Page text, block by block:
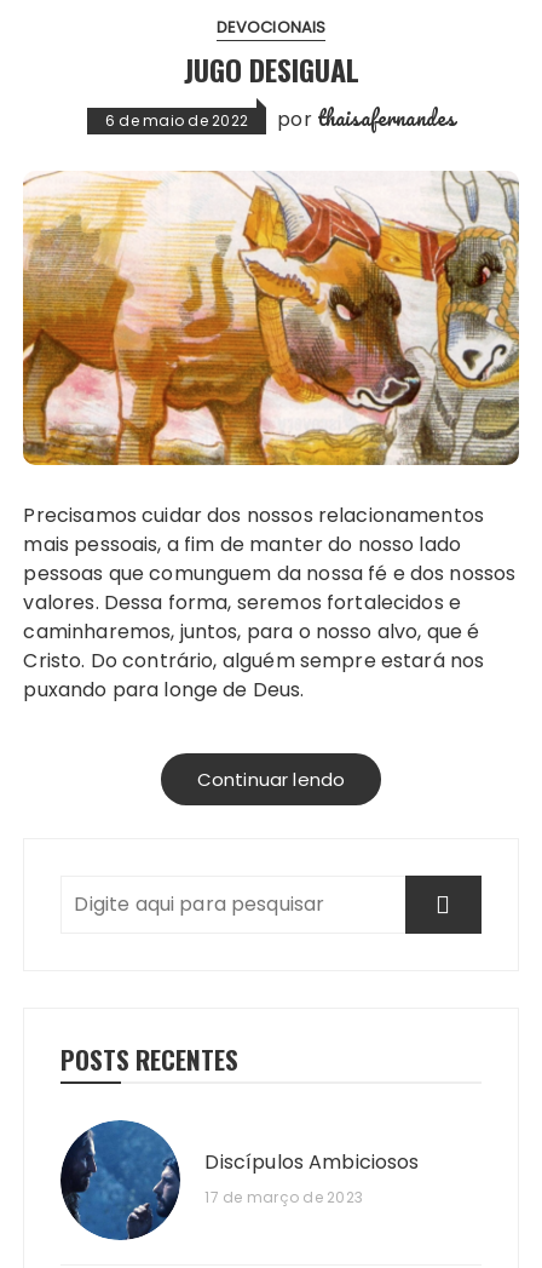
DEVOCIONAIS
JUGO DESIGUAL
6 de maio de 2022 por thaisafernandes
Precisamos cuidar dos nossos relacionamentos
mais pessoais, a fim de manter do nosso lado
pessoas que comunguem da nossa fé e dos nossos
valores. Dessa forma, seremos fortalecidos e
caminharemos, juntos, para o nosso alvo, que é
Cristo. Do contrário, alguém sempre estará nos
puxando para longe de Deus.
Continuar lendo
POSTS RECENTES
Discípulos Ambiciosos
17 de março de 2023